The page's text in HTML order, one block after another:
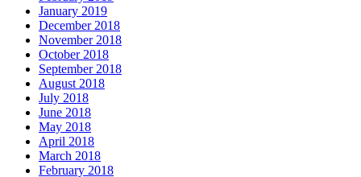
January 2019
December 2018
November 2018
October 2018
September 2018
August 2018
July 2018
June 2018
May 2018
April 2018
March 2018
February 2018